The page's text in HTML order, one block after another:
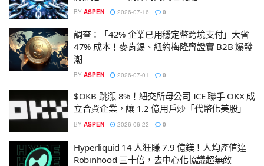
BY ASPEN 2026-07-16 0
調查：「42% 企業已用穩定幣跨境支付」大省
47% 成本！麥肯錫、紐約梅隆齊證實 B2B 爆發
潮
BY ASPEN 2026-07-01 0
$OKB 跳漲 8%！紐交所母公司 ICE 聯手 OKX 成
立合資企業，讓 1.2 億用戶炒「代幣化美股」
BY ASPEN 2026-06-22 0
Hyperliquid 14 人狂賺 7.9 億鎂！人均產值達
Robinhood 三十倍，去中心化協議超無敵